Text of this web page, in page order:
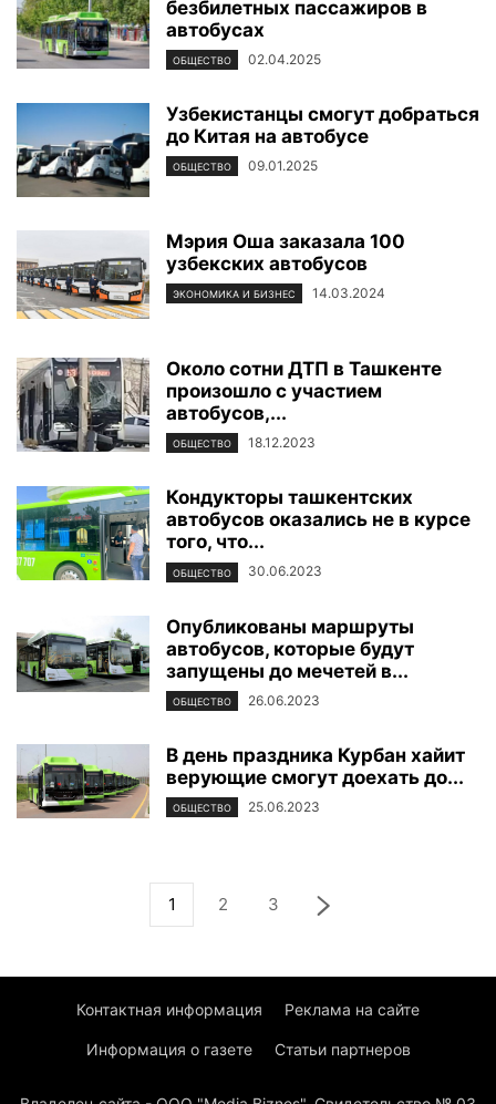
безбилетных пассажиров в
автобусах
ОБЩЕСТВО 02.04.2025
Узбекистанцы смогут добраться
до Китая на автобусе
ОБЩЕСТВО 09.01.2025
Мэрия Оша заказала 100
узбекских автобусов
ЭКОНОМИКА И БИЗНЕС 14.03.2024
Около сотни ДТП в Ташкенте
произошло с участием
автобусов,...
ОБЩЕСТВО 18.12.2023
Кондукторы ташкентских
автобусов оказались не в курсе
того, что...
ОБЩЕСТВО 30.06.2023
Опубликованы маршруты
автобусов, которые будут
запущены до мечетей в...
ОБЩЕСТВО 26.06.2023
В день праздника Курбан хайит
верующие смогут доехать до...
ОБЩЕСТВО 25.06.2023
1 2 3
Контактная информация Реклама на сайте
Информация о газете Статьи партнеров